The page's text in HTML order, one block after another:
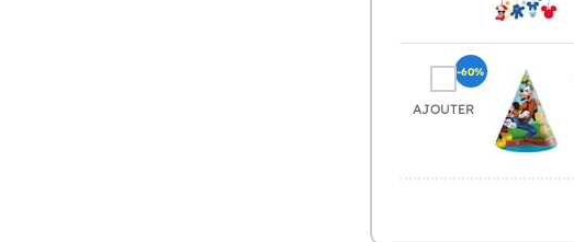
AJOUTER
-60%